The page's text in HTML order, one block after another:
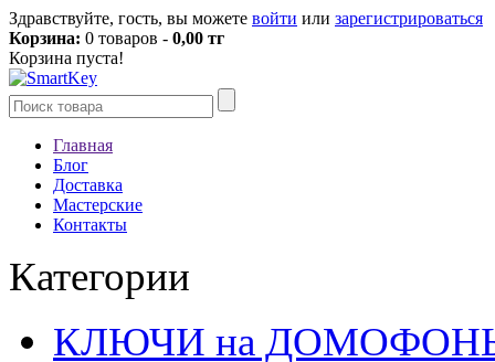
Здравствуйте, гость, вы можете войти или зарегистрироваться
Корзина: 0 товаров - 0,00 тг
Корзина пуста!
Главная
Блог
Доставка
Мастерские
Контакты
Категории
КЛЮЧИ на